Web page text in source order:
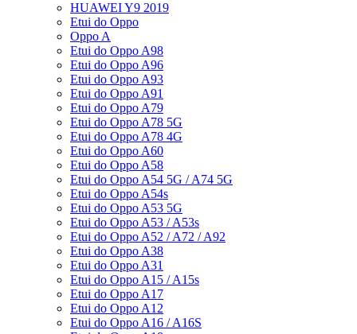
HUAWEI Y9 2019
Etui do Oppo
Oppo A
Etui do Oppo A98
Etui do Oppo A96
Etui do Oppo A93
Etui do Oppo A91
Etui do Oppo A79
Etui do Oppo A78 5G
Etui do Oppo A78 4G
Etui do Oppo A60
Etui do Oppo A58
Etui do Oppo A54 5G / A74 5G
Etui do Oppo A54s
Etui do Oppo A53 5G
Etui do Oppo A53 / A53s
Etui do Oppo A52 / A72 / A92
Etui do Oppo A38
Etui do Oppo A31
Etui do Oppo A15 / A15s
Etui do Oppo A17
Etui do Oppo A12
Etui do Oppo A16 / A16S